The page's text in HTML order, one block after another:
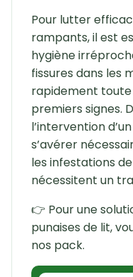
Pour lutter
rampants, il est
hygiène
fissures dans les
rapidement
premiers signes.
l’intervention
s’avérer
les infestations
nécessitent un
👉 Pour une
punaises de lit,
nos pack.